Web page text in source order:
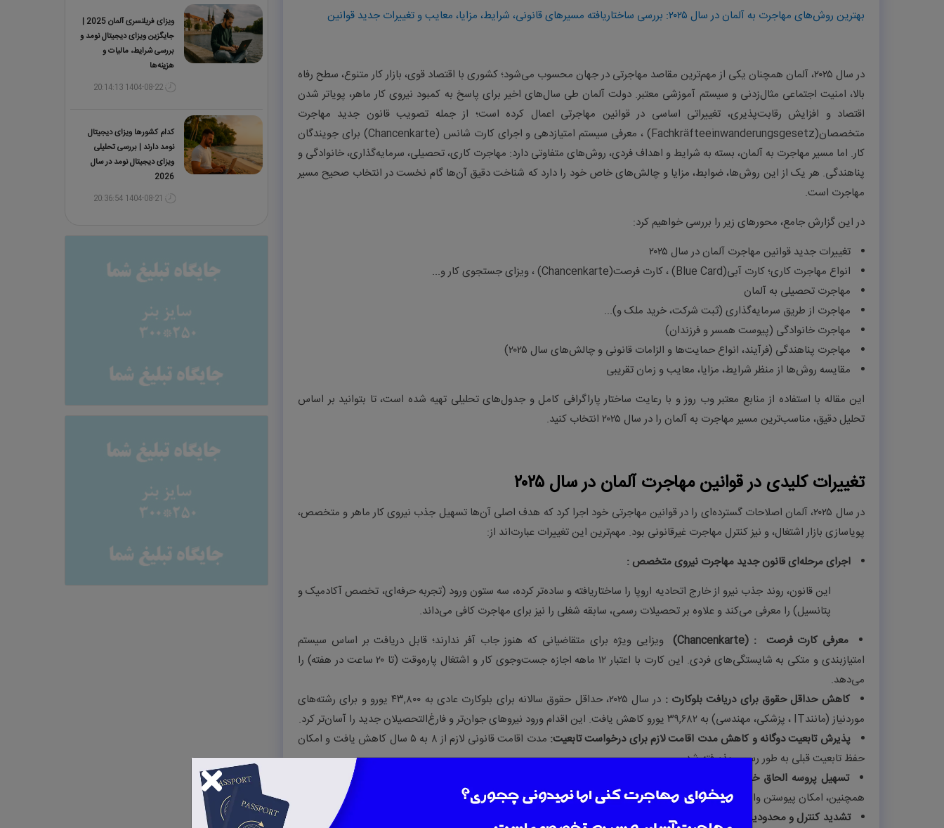
بهترین روش‌های مهاجرت به آلمان در سال ۲۰۲۵: بررسی ساختاریافته مسیرهای قانونی، شرایط، مزایا، معایب و تغییرات جدید قوانین
در سال ۲۰۲۵، آلمان همچنان یکی از مهم‌ترین مقاصد مهاجرتی در جهان محسوب می‌شود؛ کشوری با اقتصاد قوی، بازار کار متنوع، سطح رفاه
بالا، امنیت اجتماعی مثال‌زدنی و سیستم آموزشی معتبر. دولت آلمان طی سال‌های اخیر برای پاسخ به کمبود نیروی کار ماهر، پویاتر شدن
اقتصاد و افزایش رقابت‌پذیری، تغییراتی اساسی در قوانین مهاجرتی اعمال کرده است؛ از جمله تصویب قانون جدید مهاجرت
متخصصان(Fachkräfteeinwanderungsgesetz) ، معرفی سیستم امتیازدهی و اجرای کارت شانس (Chancenkarte) برای جویندگان
کار. اما مسیر مهاجرت به آلمان، بسته به شرایط و اهداف فردی، روش‌های متفاوتی دارد: مهاجرت کاری، تحصیلی، سرمایه‌گذاری، خانوادگی و
پناهندگی. هر یک از این روش‌ها، ضوابط، مزایا و چالش‌های خاص خود را دارد که شناخت دقیق آن‌ها گام نخست در انتخاب صحیح مسیر
مهاجرت است.
در این گزارش جامع، محورهای زیر را بررسی خواهیم کرد:
تغییرات جدید قوانین مهاجرت آلمان در سال ۲۰۲۵
انواع مهاجرت کاری؛ کارت آبی(Blue Card)، کارت فرصت(Chancenkarte)، ویزای جستجوی کار و...
مهاجرت تحصیلی به آلمان
مهاجرت از طریق سرمایه‌گذاری (ثبت شرکت، خرید ملک و...(
مهاجرت خانوادگی (پیوست همسر و فرزندان(
مهاجرت پناهندگی (فرآیند، انواع حمایت‌ها و الزامات قانونی و چالش‌های سال ۲۰۲۵
(
مقایسه روش‌ها از منظر شرایط، مزایا، معایب و زمان تقریبی
این مقاله با استفاده از منابع معتبر وب روز و با رعایت ساختار پاراگرافی کامل و جدول‌های تحلیلی تهیه شده است، تا بتوانید بر اساس
تحلیل دقیق، مناسب‌ترین مسیر مهاجرت به آلمان را در سال ۲۰۲۵ انتخاب کنید
.
تغییرات کلیدی در قوانین مهاجرت آلمان در سال ۲۰۲۵
در سال ۲۰۲۵، آلمان اصلاحات گسترده‌ای را در قوانین مهاجرتی خود اجرا کرد که هدف اصلی آن‌ها تسهیل جذب نیروی کار ماهر و متخصص،
پویاسازی بازار اشتغال، و نیز کنترل مهاجرت غیرقانونی بود. مهم‌ترین این تغییرات عبارت‌اند از:
اجرای مرحله‌ای قانون جدید مهاجرت نیروی متخصص :
این قانون، روند جذب نیرو از خارج اتحادیه اروپا را ساختاریافته و ساده‌تر کرده، سه ستون ورود (تجربه حرفه‌ای، تخصص آکادمیک و
پتانسیل( را معرفی می‌کند و علاوه بر تحصیلات رسمی، سابقه شغلی را نیز برای مهاجرت کافی می‌داند.
معرفی کارت فرصت (Chancenkarte) : ویزایی ویژه برای متقاضیانی که هنوز جاب آفر ندارند؛ قابل دریافت بر اساس سیستم
امتیازبندی و متکی به شایستگی‌های فردی. این کارت با اعتبار ۱۲ ماهه اجازه جست‌وجوی کار و اشتغال پاره‌وقت (تا ۲۰ ساعت در هفته) را
می‌دهد.
کاهش حداقل حقوق برای دریافت بلوکارت :
در سال ۲۰۲۵، حداقل حقوق سالانه برای بلوکارت عادی به ۴۳,۸۰۰ یورو و برای رشته‌های
موردنیاز (مانندIT ، پزشکی، مهندسی) به ۳۹,۶۸۲ یورو کاهش یافت. این اقدام ورود نیروهای جوان‌تر و فارغ‌التحصیلان جدید را آسان‌تر کرد
.
پذیرش تابعیت دوگانه و کاهش مدت اقامت لازم برای درخواست تابعیت:
مدت اقامت قانونی لازم از ۸ به ۵ سال کاهش یافت و امکان
حفظ تابعیت قبلی به طور رسمی پذیرفته شد.
تسهیل پروسه الحاق خانواده
حذف الزام به اثبات فضای مسکونی کافی برای همسر و فرزندان در زمان پیوست به نیروی کار ماهر.
همچنین، امکان پیوستن والدین و والدین همسر طبق شرایط خاص برقرار شد.
تشدید کنترل و محدودیت در پذیرش پناهجویان
با هدف جلوگیری از سو استفاده و مهاجرت غیرقانونی، روند بررسی پرونده‌ها سخت‌تر،
ویزای فریلنسری آلمان 2025 |
جایگزین ویزای دیجیتال نومد و
بررسی شرایط، مالیات و
هزینه‌ها
1404-08-22 20:14:13
کدام کشورها ویزای دیجیتال
نومد دارند | بررسی تحلیلی
ویزای دیجیتال نومد در سال
2026
1404-08-21 20:36:54